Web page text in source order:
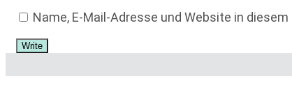
Name, E-Mail-Adresse und Website in